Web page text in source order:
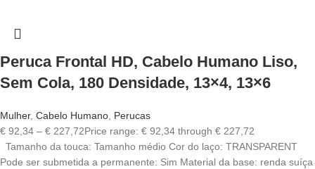
Peruca Frontal HD, Cabelo Humano Liso,
Sem Cola, 180 Densidade, 13×4, 13×6
Mulher, Cabelo Humano, Perucas
€ 92,34 – € 227,72Price range: € 92,34 through € 227,72
Tamanho da touca: Tamanho médio Cor do laço: TRANSPARENT
Pode ser submetida a permanente: Sim Material da base: renda suíça